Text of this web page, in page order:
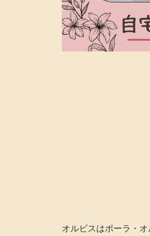
オルビスはポーラ・